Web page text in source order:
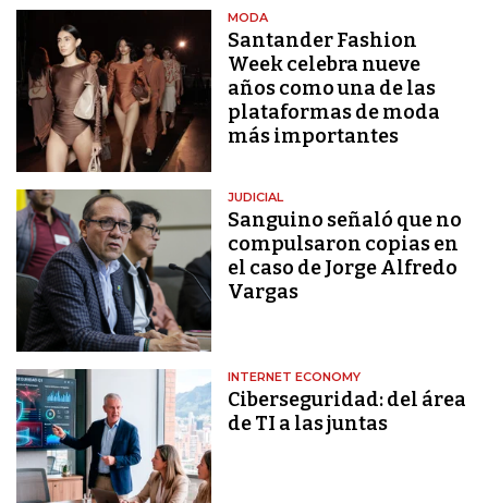
MODA
Santander Fashion
Week celebra nueve
años como una de las
plataformas de moda
más importantes
JUDICIAL
Sanguino señaló que no
compulsaron copias en
el caso de Jorge Alfredo
Vargas
INTERNET ECONOMY
Ciberseguridad: del área
de TI a las juntas